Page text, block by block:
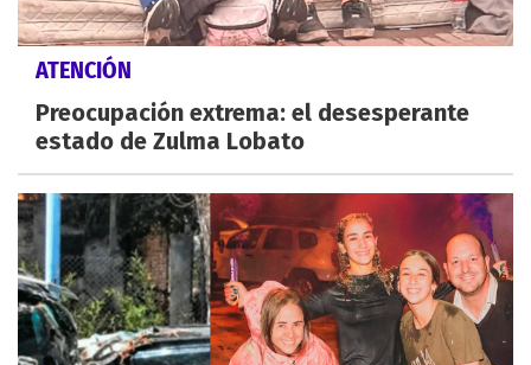
ATENCIÓN
Preocupación extrema: el desesperante
estado de Zulma Lobato